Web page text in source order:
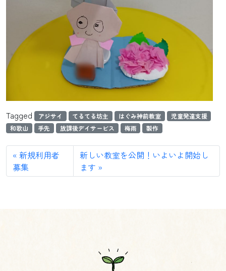
Tagged アジサイ てるてる坊主 はぐみ神前教室
児童発達支援
和歌山
手先 放課後デイサービス 梅雨 製作
新規利用者
募集
新しい教室を公開！いよいよ開始し
ます